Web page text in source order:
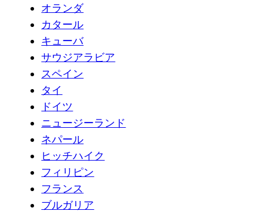
オランダ
カタール
キューバ
サウジアラビア
スペイン
タイ
ドイツ
ニュージーランド
ネパール
ヒッチハイク
フィリピン
フランス
ブルガリア